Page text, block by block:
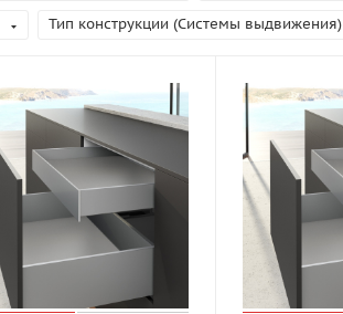
Тип конструкции (Системы выдвижения)